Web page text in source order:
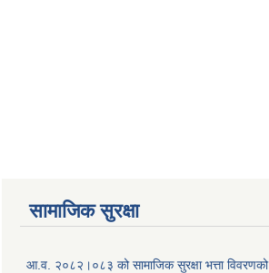
सामाजिक सुरक्षा
आ.व. २०८२।०८३ को सामाजिक सुरक्षा भत्ता विवरणको